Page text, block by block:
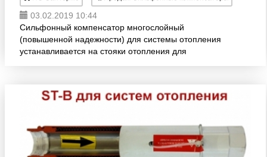
03.02.2019 10:44
Сильфонный компенсатор многослойный
(повышенной надежности) для системы отопления
устанавливается на стояки отопления для